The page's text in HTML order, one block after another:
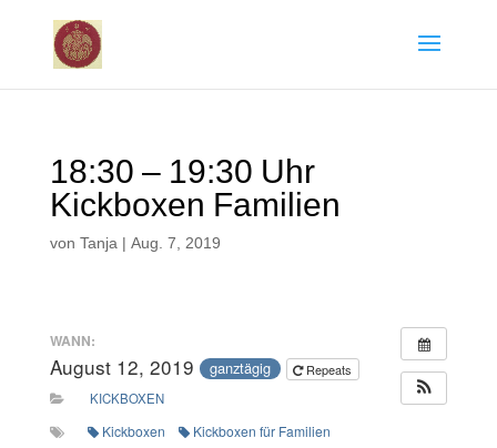
18:30 – 19:30 Uhr
Kickboxen Familien
von Tanja| Aug. 7, 2019
WANN:
August 12, 2019 ganztägig
Repeats
KICKBOXEN
Kickboxen Kickboxen für Familien